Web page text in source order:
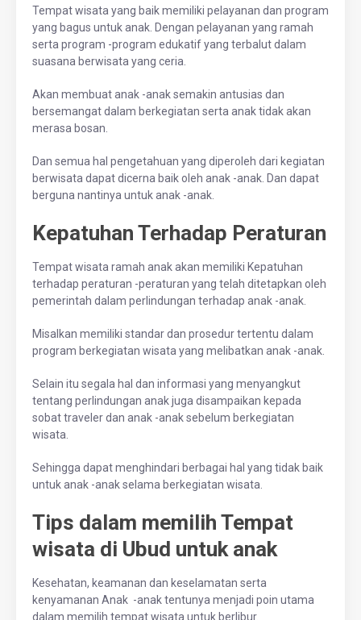
Tempat wisata yang baik memiliki pelayanan dan program
yang bagus untuk anak. Dengan pelayanan yang ramah
serta program -program edukatif yang terbalut dalam
suasana berwisata yang ceria.
Akan membuat anak -anak semakin antusias dan
bersemangat dalam berkegiatan serta anak tidak akan
merasa bosan.
Dan semua hal pengetahuan yang diperoleh dari kegiatan
berwisata dapat dicerna baik oleh anak -anak. Dan dapat
berguna nantinya untuk anak -anak.
Kepatuhan Terhadap Peraturan
Tempat wisata ramah anak akan memiliki Kepatuhan
terhadap peraturan -peraturan yang telah ditetapkan oleh
pemerintah dalam perlindungan terhadap anak -anak.
Misalkan memiliki standar dan prosedur tertentu dalam
program berkegiatan wisata yang melibatkan anak -anak.
Selain itu segala hal dan informasi yang menyangkut
tentang perlindungan anak juga disampaikan kepada
sobat traveler dan anak -anak sebelum berkegiatan
wisata.
Sehingga dapat menghindari berbagai hal yang tidak baik
untuk anak -anak selama berkegiatan wisata.
Tips dalam memilih Tempat
wisata di Ubud untuk anak
Kesehatan, keamanan dan keselamatan serta
kenyamanan Anak -anak tentunya menjadi poin utama
dalam memilih tempat wisata untuk berlibur.